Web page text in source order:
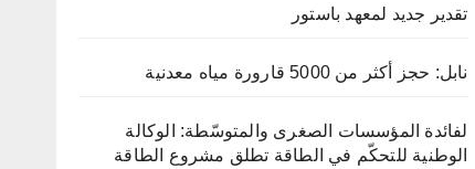
تقدير جديد لمعهد باستور
نابل: حجز أكثر من 5000 قارورة مياه معدنية
لفائدة المؤسسات الصغرى والمتوسّطة: الوكالة
الوطنية للتحكّم في الطاقة تطلق مشروع الطاقة